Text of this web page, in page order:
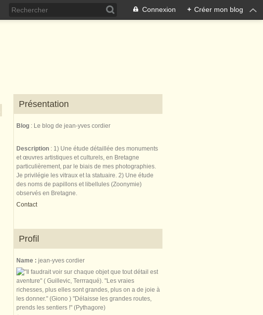
Connexion + Créer mon blog
Présentation
Blog : Le blog de jean-yves cordier
Description : 1) Une étude détaillée des monuments
et œuvres artistiques et culturels, en Bretagne
particulièrement, par le biais de mes photographies.
Je privilégie les vitraux et la statuaire. 2) Une étude
des noms de papillons et libellules (Zoonymie)
observés en Bretagne.
Contact
Profil
Name : jean-yves cordier